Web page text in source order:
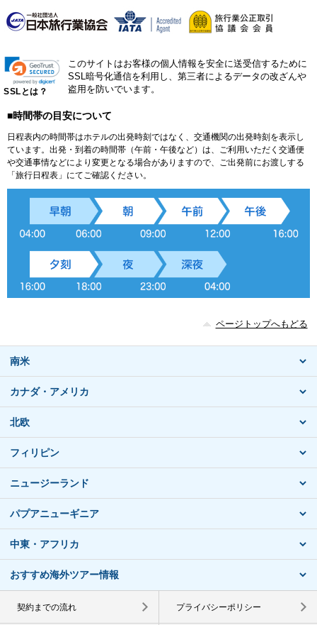
SSLとは？
このサイトはお客様の個人情報を安全に送受信するために
SSL暗号化通信を利用し、第三者によるデータの改ざんや
盗用を防いでいます。
■時間帯の目安について
日程表内の時間帯はホテルの出発時刻ではなく、交通機関の出発時刻を表示し
ています。出発・到着の時間帯（午前・午後など）は、ご利用いただく交通便
や交通事情などにより変更となる場合がありますので、ご出発前にお渡しする
「旅行日程表」にてご確認ください。
ページトップへもどる
南米
カナダ・アメリカ
北欧
フィリピン
ニュージーランド
パプアニューギニア
中東・アフリカ
おすすめ海外ツアー情報
契約までの流れ プライバシーポリシー